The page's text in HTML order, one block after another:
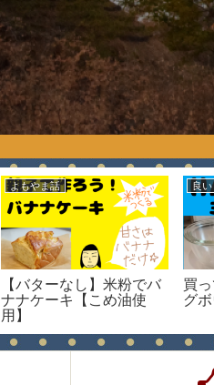
よもやま話
【バターなし】米粉でバ
ナナケーキ【こめ油使
用】
良
買
グ